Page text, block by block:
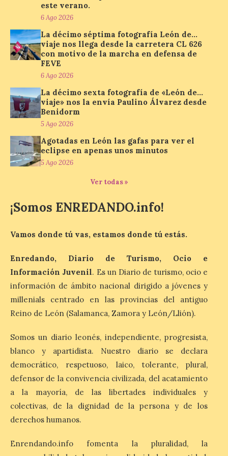
ocupa el noveno lugar. Los españoles
priorizan las […]
El Ayuntamiento de La
Bañeza presenta el
Festival One More Time,
una cita con la música de
los 80 y 90 para el 16 de
agosto en la Plaza Mayor.
6 Ago 2026
Se celebrará el próximo
domingo 16 de agosto, a
en la Plaza Mayor de la
acogido esta mañana la presentación
“Mirar un eclipse sin
protección adecuada
puede causar daños
irreversibles en la retina”
6 Ago 2026
La retinopatía solar puede
visión central, manchas en
el campo visual y
alteraciones en la
percepción de formas y colores. El
especialista en Oftalmología del Hospital
San Juan de Dios de León, Dr. Mahave
Ruiz, advierte de […]
La décimo séptima
este verano.
6 Ago 2026
La décimo séptima fotografía León de…
viaje nos llega desde la carretera CL 626
con motivo de la marcha en defensa de
FEVE
6 Ago 2026
La décimo sexta fotografía de «León de…
viaje» nos la envía Paulino Álvarez desde
Benidorm
5 Ago 2026
Agotadas en León las gafas para ver el
eclipse en apenas unos minutos
5 Ago 2026
Ver todas »
¡Somos ENREDANDO.info!
Vamos donde tú vas, estamos donde tú estás.
Enredando, Diario de Turismo, Ocio e
Información Juvenil. Es un Diario de turismo, ocio e
información de ámbito nacional dirigido a jóvenes y
millenials centrado en las provincias del antiguo
Reino de León (Salamanca, Zamora y León/Llión).
Somos un diario leonés, independiente, progresista,
blanco y apartidista. Nuestro diario se declara
democrático, respetuoso, laico, tolerante, plural,
defensor de la convivencia civilizada, del acatamiento
a la mayoría, de las libertades individuales y
colectivas, de la dignidad de la persona y de los
derechos humanos.
Enrendando.info fomenta la pluralidad, la